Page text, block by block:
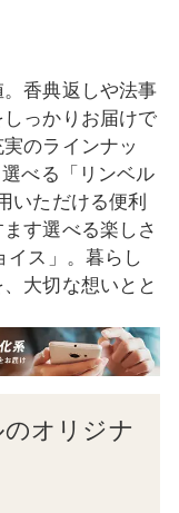
香典返しや法事
っかりお届けで
のラインナッ
べる「リンベル
いただける便利
す選べる楽しさ
イス」。暮らし
大切な想いとと
オリジナ